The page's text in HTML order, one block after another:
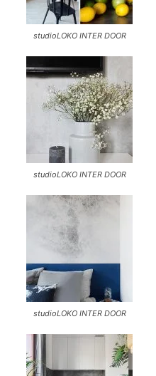
studioLOKO INTER DOOR
studioLOKO INTER DOOR
studioLOKO INTER DOOR